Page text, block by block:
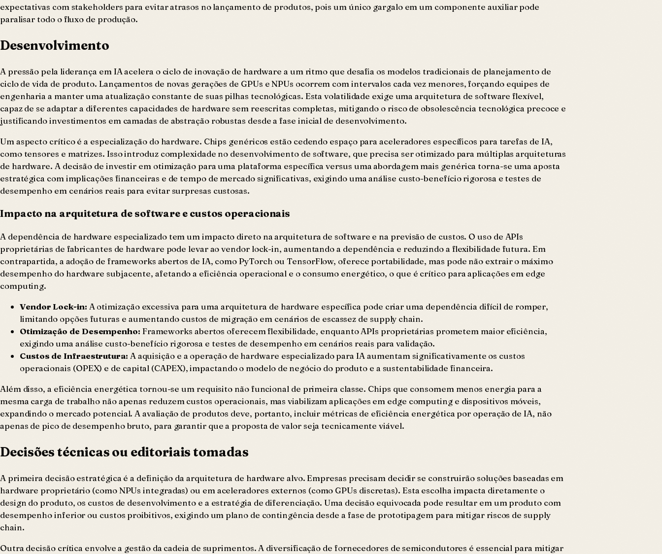
expectativas com stakeholders para evitar atrasos no lançamento de produtos, pois um único gargalo em um componente auxiliar pode
paralisar todo o fluxo de produção.
Desenvolvimento
A pressão pela liderança em IA acelera o ciclo de inovação de hardware a um ritmo que desafia os modelos tradicionais de planejamento de
ciclo de vida de produto. Lançamentos de novas gerações de GPUs e NPUs ocorrem com intervalos cada vez menores, forçando equipes de
engenharia a manter uma atualização constante de suas pilhas tecnológicas. Esta volatilidade exige uma arquitetura de software flexível,
capaz de se adaptar a diferentes capacidades de hardware sem reescritas completas, mitigando o risco de obsolescência tecnológica precoce e
justificando investimentos em camadas de abstração robustas desde a fase inicial de desenvolvimento.
Um aspecto crítico é a especialização do hardware. Chips genéricos estão cedendo espaço para aceleradores específicos para tarefas de IA,
como tensores e matrizes. Isso introduz complexidade no desenvolvimento de software, que precisa ser otimizado para múltiplas arquiteturas
de hardware. A decisão de investir em otimização para uma plataforma específica versus uma abordagem mais genérica torna-se uma aposta
estratégica com implicações financeiras e de tempo de mercado significativas, exigindo uma análise custo-benefício rigorosa e testes de
desempenho em cenários reais para evitar surpresas custosas.
Impacto na arquitetura de software e custos operacionais
A dependência de hardware especializado tem um impacto direto na arquitetura de software e na previsão de custos. O uso de APIs
proprietárias de fabricantes de hardware pode levar ao vendor lock-in, aumentando a dependência e reduzindo a flexibilidade futura. Em
contrapartida, a adoção de frameworks abertos de IA, como PyTorch ou TensorFlow, oferece portabilidade, mas pode não extrair o máximo
desempenho do hardware subjacente, afetando a eficiência operacional e o consumo energético, o que é crítico para aplicações em edge
computing.
Vendor Lock-in: A otimização excessiva para uma arquitetura de hardware específica pode criar uma dependência difícil de romper,
limitando opções futuras e aumentando custos de migração em cenários de escassez de supply chain.
Otimização de Desempenho: Frameworks abertos oferecem flexibilidade, enquanto APIs proprietárias prometem maior eficiência,
exigindo uma análise custo-benefício rigorosa e testes de desempenho em cenários reais para validação.
Custos de Infraestrutura: A aquisição e a operação de hardware especializado para IA aumentam significativamente os custos
operacionais (OPEX) e de capital (CAPEX), impactando o modelo de negócio do produto e a sustentabilidade financeira.
Além disso, a eficiência energética tornou-se um requisito não funcional de primeira classe. Chips que consomem menos energia para a
mesma carga de trabalho não apenas reduzem custos operacionais, mas viabilizam aplicações em edge computing e dispositivos móveis,
expandindo o mercado potencial. A avaliação de produtos deve, portanto, incluir métricas de eficiência energética por operação de IA, não
apenas de pico de desempenho bruto, para garantir que a proposta de valor seja tecnicamente viável.
Decisões técnicas ou editoriais tomadas
A primeira decisão estratégica é a definição da arquitetura de hardware alvo. Empresas precisam decidir se construirão soluções baseadas em
hardware proprietário (como NPUs integradas) ou em aceleradores externos (como GPUs discretas). Esta escolha impacta diretamente o
design do produto, os custos de desenvolvimento e a estratégia de diferenciação. Uma decisão equivocada pode resultar em um produto com
desempenho inferior ou custos proibitivos, exigindo um plano de contingência desde a fase de prototipagem para mitigar riscos de supply
chain.
Outra decisão crítica envolve a gestão da cadeia de suprimentos. A diversificação de fornecedores de semicondutores é essencial para mitigar